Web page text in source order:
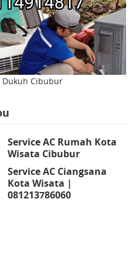
Dukuh Cibubur
Service AC Rumah Kota
Wisata Cibubur
Service AC Ciangsana
Kota Wisata |
081213786060